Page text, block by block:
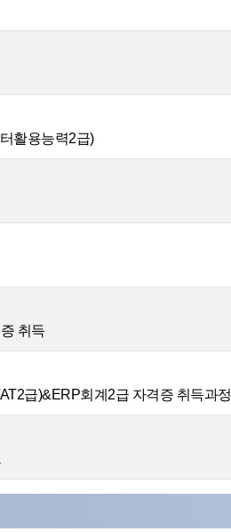
활용능력2급)
취득
급)&ERP회계2급 자격증 취득과정